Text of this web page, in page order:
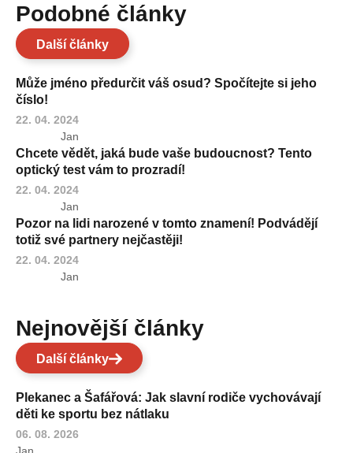
Podobné články
Další články
Může jméno předurčit váš osud? Spočítejte si jeho
číslo!
22. 04. 2024
Jan
Chcete vědět, jaká bude vaše budoucnost? Tento
optický test vám to prozradí!
22. 04. 2024
Jan
Pozor na lidi narozené v tomto znamení! Podvádějí
totiž své partnery nejčastěji!
22. 04. 2024
Jan
Nejnovější články
Další články
Plekanec a Šafářová: Jak slavní rodiče vychovávají
děti ke sportu bez nátlaku
06. 08. 2026